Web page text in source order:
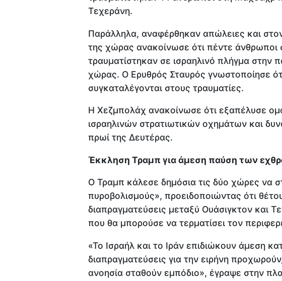
Τεχεράνη.
Παράλληλα, αναφέρθηκαν απώλειες και
της χώρας ανακοίνωσε ότι πέντε
τραυματίστηκαν σε ισραηλινό πλήγμα στην
χώρας. Ο Ερυθρός Σταυρός γνωστοποίησε
συγκαταλέγονται στους τραυματίες.
Η Χεζμπολάχ ανακοίνωσε ότι εξαπέλυσε
ισραηλινών στρατιωτικών οχημάτων και
πρωί της Δευτέρας.
Έκκληση Τραμπ για άμεση παύση των
Ο Τραμπ κάλεσε δημόσια τις δύο χώρες να
πυροβολισμούς», προειδοποιώντας ότι
διαπραγματεύσεις μεταξύ Ουάσιγκτον και
που θα μπορούσε να τερματίσει τον
«Το Ισραήλ και το Ιράν επιδιώκουν άμεση
διαπραγματεύσεις για την ειρήνη
ανοησία σταθούν εμπόδιο», έγραψε στην